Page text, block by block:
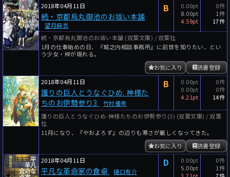
2018年04月11日
続・京都烏丸御池のお祓い本舗
望月麻衣
B
0.00pt
8.00pt
4.59pt
0件
1件
17件
続・京都烏丸御池のお祓い本舗 (双葉文庫) / 双葉社
1月の仕事始めの日、『城之内相談事務所』に前世を知りたい、とい
う少女・梓が現れる。
読書登録
お気に入り
2018年04月11日
護りの巨人とうなぐひめ: 神様た
ちのお伊勢参り3
竹村優希
B
0.00pt
0.00pt
4.21pt
0件
0件
14件
護りの巨人とうなぐひめ-神様たちのお伊勢参り(3) (双葉文庫) / 双葉
社
11月になり、『やおよろず』の辺りも寒さが厳しくなってきた。
読書登録
お気に入り
2018年04月11日
平凡な革命家の食卓 樋口有介
D
0.00pt
5.00pt
3.71pt
0件
1件
7件